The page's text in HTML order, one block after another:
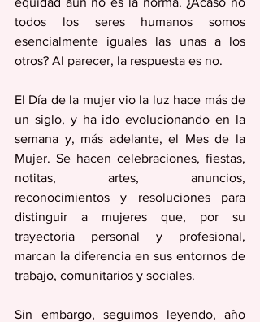
todos los seres humanos somos
esencialmente iguales las unas a los
otros? Al parecer, la respuesta es no.
El Día de la mujer vio la luz hace más de
un siglo, y ha ido evolucionando en la
semana y, más adelante, el Mes de la
Mujer. Se hacen celebraciones, fiestas,
notitas, artes, anuncios,
reconocimientos y resoluciones para
distinguir a mujeres que, por su
trayectoria personal y profesional,
marcan la diferencia en sus entornos de
trabajo, comunitarios y sociales.
Sin embargo, seguimos leyendo, año